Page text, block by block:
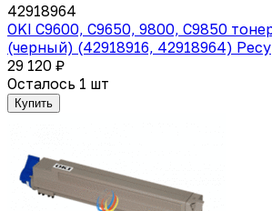
42918964
OKI C9600, C9650, 9800, C9850
(черный) (42918916, 42918964)
29 120 ₽
Осталось 1 шт
Купить